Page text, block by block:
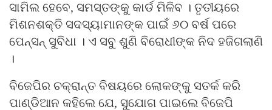
ସାମିଲ ହେବେ, ସମସ୍ତଙ୍କୁ କାର୍ଡ ମିଳିବ । ତୃତୀୟରେ
ମିଶନଶକ୍ତି ସଦସ୍ୟାମାନଙ୍କ ପାଇଁ ୬୦ ବର୍ଷ ପରେ
ପେନ୍‍ସନ୍‍ ସୁବିଧା । ଏ ସବୁ ଶୁଣି ବିରୋଧୀଙ୍କ ନିଦ ହଜିଗଲାଣି
।
ବିଜେପିର ଚକ୍ରାନ୍ତ ବିଷୟରେ ଲୋକଙ୍କୁ ସତର୍କ କରି
ପାଣ୍ଡିଆନ କହିଲେ ଯେ, ସୁଯୋଗ ପାଇଲେ ବିଜେପି